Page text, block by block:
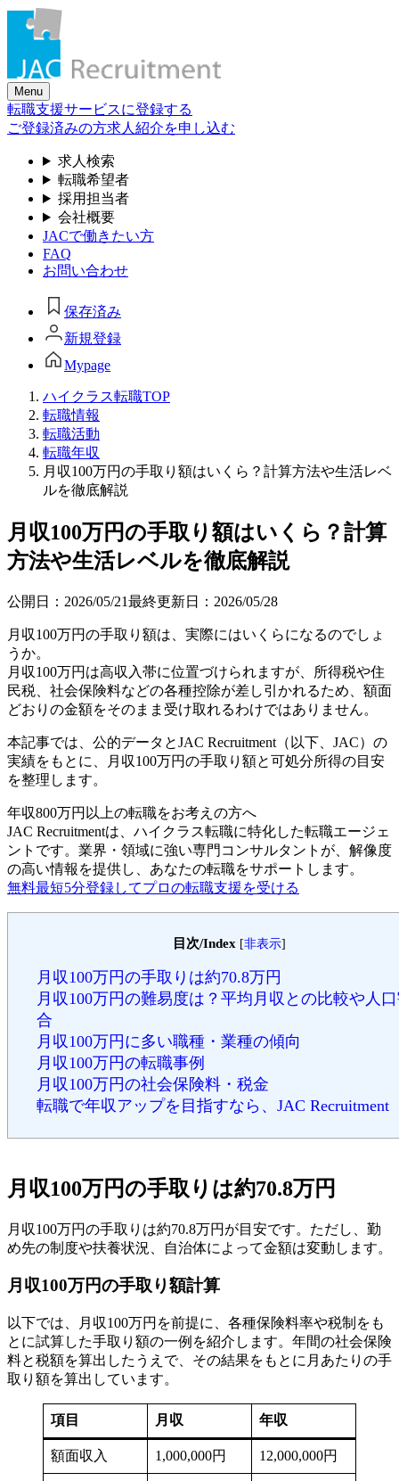
Skip
content
Menu
転職支援サービスに登録する
ご登録済みの方求人紹介を申し込む
求人検索
転職希望者
採用担当者
会社概要
JACで働きたい方
FAQ
お問い合わせ
保存済み
新規登録
Mypage
ハイクラス転職TOP
転職情報
転職活動
転職年収
月収100万円の手取り額はいくら？計算方法や生活レベ
ルを徹底解説
月収100万円の手取り額はいくら？計算
方法や生活レベルを徹底解説
公開日： 2026/05/21最終更新日： 2026/05/28
月収100万円の手取り額は、実際にはいくらになるのでしょ
うか。
月収100万円は高収入帯に位置づけられますが、所得税や住
民税、社会保険料などの各種控除が差し引かれるため、額面
どおりの金額をそのまま受け取れるわけではありません。
本記事では、公的データとJAC Recruitment（以下、JAC）の
実績をもとに、月収100万円の手取り額と可処分所得の目安
を整理します。
年収800万円以上の転職をお考えの方へ
JAC Recruitmentは、ハイクラス転職に特化した転職エージェ
ントです。 業界・領域に強い専門コンサルタントが、解像度
の高い情報を提供し、あなたの転職をサポートします。
無料最短5分登録してプロの転職支援を受ける
目次/Index [非表示]
月収100万円の手取りは約70.8万円
月収100万円の難易度は？平均月収との比較や人
合
月収100万円に多い職種・業種の傾向
月収100万円の転職事例
月収100万円の社会保険料・税金
転職で年収アップを目指すなら、JAC Recruitment
月収100万円の手取りは約70.8万円
月収100万円の手取りは約70.8万円が目安です。ただし、勤
め先の制度や扶養状況、自治体によって金額は変動します。
月収100万円の手取り額計算
以下では、月収100万円を前提に、各種保険料率や税制をも
とに試算した手取り額の一例を紹介します。年間の社会保険
料と税額を算出したうえで、その結果をもとに月あたりの手
取り額を算出しています。
項目 月収 年収
額面収入 1,000,000円 12,000,000円